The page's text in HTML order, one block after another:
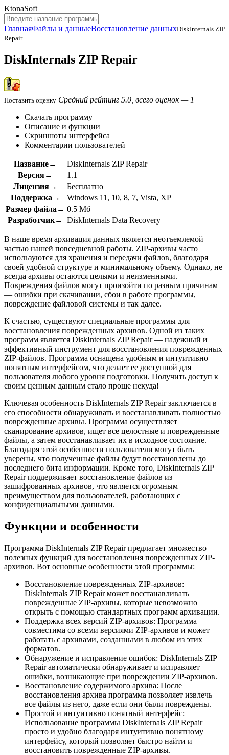
KtonaSoft
ГлавнаяФайлы и данныеВосстановление данныхDiskInternals ZIP
Repair
DiskInternals ZIP Repair
Поставить оценку Средний рейтинг 5.0, всего оценок — 1
Скачать программу
Описание и функции
Скриншоты интерфейса
Комментарии пользователей
Название→
DiskInternals ZIP Repair
Версия→
1.1
Лицензия→
Бесплатно
Поддержка→
Windows 11, 10, 8, 7, Vista, XP
Размер файла→ 0.5 Мб
Разработчик→
DiskInternals Data Recovery
В наше время архивация данных является неотъемлемой
частью нашей повседневной работы. ZIP-архивы часто
используются для хранения и передачи файлов, благодаря
своей удобной структуре и минимальному объему. Однако, не
всегда архивы остаются целыми и неизменными.
Повреждения файлов могут произойти по разным причинам
— ошибки при скачивании, сбои в работе программы,
повреждение файловой системы и так далее.
К счастью, существуют специальные программы для
восстановления поврежденных архивов. Одной из таких
программ является DiskInternals ZIP Repair — надежный и
эффективный инструмент для восстановления поврежденных
ZIP-файлов. Программа оснащена удобным и интуитивно
понятным интерфейсом, что делает ее доступной для
пользователя любого уровня подготовки. Получить доступ к
своим ценным данным стало проще некуда!
Ключевая особенность DiskInternals ZIP Repair заключается в
его способности обнаруживать и восстанавливать полностью
поврежденные архивы. Программа осуществляет
сканирование архивов, ищет все целостные и поврежденные
файлы, а затем восстанавливает их в исходное состояние.
Благодаря этой особенности пользователи могут быть
уверены, что полученные файлы будут восстановлены до
последнего бита информации. Кроме того, DiskInternals ZIP
Repair поддерживает восстановление файлов из
зашифрованных архивов, что является огромным
преимуществом для пользователей, работающих с
конфиденциальными данными.
Функции и особенности
Программа DiskInternals ZIP Repair предлагает множество
полезных функций для восстановления поврежденных ZIP-
архивов. Вот основные особенности этой программы:
Восстановление поврежденных ZIP-архивов:
DiskInternals ZIP Repair может восстанавливать
поврежденные ZIP-архивы, которые невозможно
открыть с помощью стандартных программ архивации.
Поддержка всех версий ZIP-архивов: Программа
совместима со всеми версиями ZIP-архивов и может
работать с архивами, созданными в любом из этих
форматов.
Обнаружение и исправление ошибок: DiskInternals ZIP
Repair автоматически обнаруживает и исправляет
ошибки, возникающие при повреждении ZIP-архивов.
Восстановление содержимого архива: После
восстановления архива программа позволяет извлечь
все файлы из него, даже если они были повреждены.
Простой и интуитивно понятный интерфейс:
Использование программы DiskInternals ZIP Repair
просто и удобно благодаря интуитивно понятному
интерфейсу, который позволяет быстро найти и
восстановить поврежденные ZIP-архивы.